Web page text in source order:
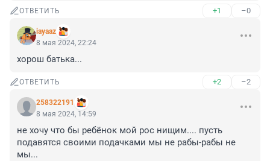
ОТВЕТИТЬ +1 –0
iayaaz
8 мая 2024, 22:24
хорош батька...
ОТВЕТИТЬ +2 –2
258322191
8 мая 2024, 14:59
не хочу что бы ребёнок мой рос нищим.... пусть
подавятся своими подачками мы не рабы-рабы не
мы...